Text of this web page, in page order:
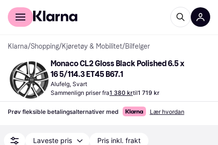
For kunder
Klarna/Shopping/Kjøretøy & Mobilitet/Bilfelger
Monaco CL2 Gloss Black Polished 6.5 x
16 5/114.3 ET45 B67.1
Alufelg, Svart
Sammenlign priser fra1 380 krtil1 719 kr
Prøv fleksible betalingsalternativer med Lær hvordan
Laveste pris Pris inkl. frakt